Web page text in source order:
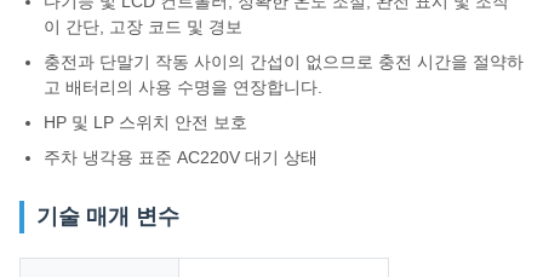
이 간단, 고장 코드 및 경보
충전과 단말기 작동 사이의 간섭이 없으므로 충전 시간을 절약하
고 배터리의 사용 수명을 연장합니다.
HP 및 LP 스위치 안전 보호
주차 냉각용 표준 AC220V 대기 상태
기술 매개 변수